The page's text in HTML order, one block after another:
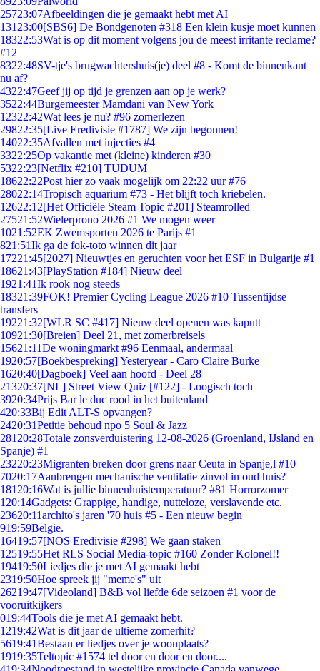
25723:07Afbeeldingen die je gemaakt hebt met AI
131 23:00[SBS6] De Bondgenoten #318 Een klein kusje moet kunnen
18322:53Wat is op dit moment volgens jou de meest irritante reclame?
#12
8322:48SV-tje's brugwachtershuis(je) deel #8 - Komt de binnenkant
nu af?
4322:47Geef jij op tijd je grenzen aan op je werk?
3522:44Burgemeester Mamdani van New York
12322:42Wat lees je nu? #96 zomerlezen
29822:35[Live Eredivisie #1787] We zijn begonnen!
14022:35Afvallen met injecties #4
3322:25Op vakantie met (kleine) kinderen #30
5322:23[Netflix #210] TUDUM
18622:22Post hier zo vaak mogelijk om 22:22 uur #76
28022:14Tropisch aquarium #73 - Het blijft toch kriebelen.
12622:12[Het Officiële Steam Topic #201] Steamrolled
27521:52Wielerprono 2026 #1 We mogen weer
1021:52EK Zwemsporten 2026 te Parijs #1
821:51Ik ga de fok-toto winnen dit jaar
17221:45[2027] Nieuwtjes en geruchten voor het ESF in Bulgarije #1
18621:43[PlayStation #184] Nieuw deel
1921:41Ik rook nog steeds
18321:39FOK! Premier Cycling League 2026 #10 Tussentijdse
transfers
19221:32[WLR SC #417] Nieuw deel openen was kaputt
10921:30[Breien] Deel 21, met zomerbreisels
15621:11De woningmarkt #96 Eenmaal, andermaal
1920:57[Boekbespreking] Yesteryear - Caro Claire Burke
1620:40[Dagboek] Veel aan hoofd - Deel 28
21320:37[NL] Street View Quiz [#122] - Loogisch toch
3920:34Prijs Bar le duc rood in het buitenland
420:33Bij Edit ALT-S opvangen?
2420:31Petitie behoud npo 5 Soul & Jazz
281 20:28Totale zonsverduistering 12-08-2026 (Groenland, IJsland en
Spanje) #1
23220:23Migranten breken door grens naar Ceuta in Spanje,l #10
7020:17Aanbrengen mechanische ventilatie zinvol in oud huis?
181 20:16Wat is jullie binnenhuistemperatuur? #81 Horrorzomer
1 20:14Gadgets: Grappige, handige, nutteloze, verslavende etc.
23620:11archito's jaren '70 huis #5 - Een nieuw begin
919:59Belgie.
16419:57[NOS Eredivisie #298] We gaan staken
12519:55Het RLS Social Media-topic #160 Zonder Kolonel!!
19419:50Liedjes die je met AI gemaakt hebt
2319:50Hoe spreek jij "meme's" uit
26219:47[Videoland] B&B vol liefde 6de seizoen #1 voor de
vooruitkijkers
019:44Tools die je met AI gemaakt hebt.
1219:42Wat is dit jaar de ultieme zomerhit?
5619:41Bestaan er liedjes over je woonplaats?
1919:35Teltopic #1574 tel door en door en door....